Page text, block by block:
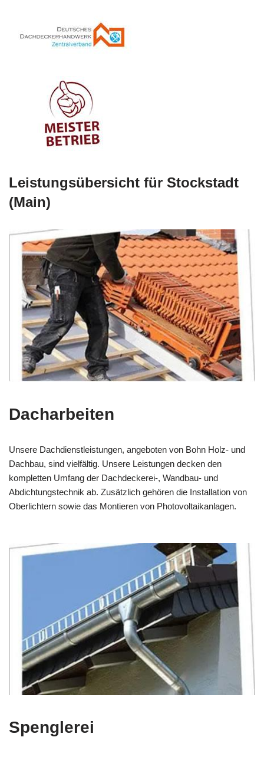
Leistungsübersicht für Stockstadt
(Main)
Dacharbeiten
Unsere Dachdienstleistungen, angeboten von Bohn Holz- und
Dachbau, sind vielfältig. Unsere Leistungen decken den
kompletten Umfang der Dachdeckerei-, Wandbau- und
Abdichtungstechnik ab. Zusätzlich gehören die Installation von
Oberlichtern sowie das Montieren von Photovoltaikanlagen.
Spenglerei